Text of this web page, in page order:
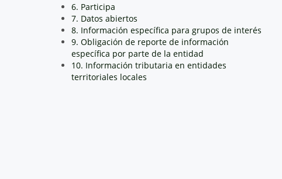
6. Participa
7. Datos abiertos
8. Información específica para grupos de interés
9. Obligación de reporte de información
específica por parte de la entidad
10. Información tributaria en entidades
territoriales locales